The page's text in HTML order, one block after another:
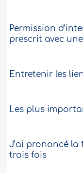
Permission
prescrit avec
Entretenir les
Les plus
J’ai prononcé
trois fois